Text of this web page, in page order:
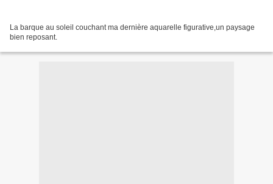
La barque au soleil couchant ma dernière aquarelle figurative,un paysage
bien reposant.